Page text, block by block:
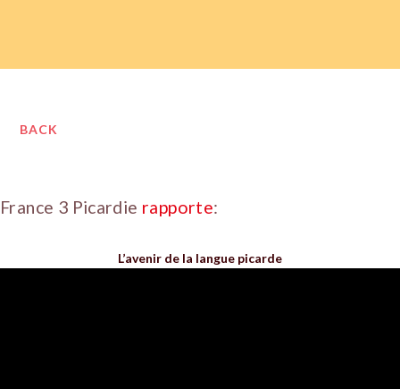
BACK
France 3 Picardie rapporte:
L’avenir de la langue picarde